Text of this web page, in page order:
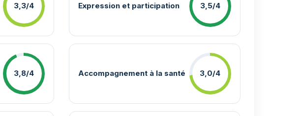
3,3/4 Expression et participation 3,5/4
3,8/4 Accompagnement à la santé 3,0/4